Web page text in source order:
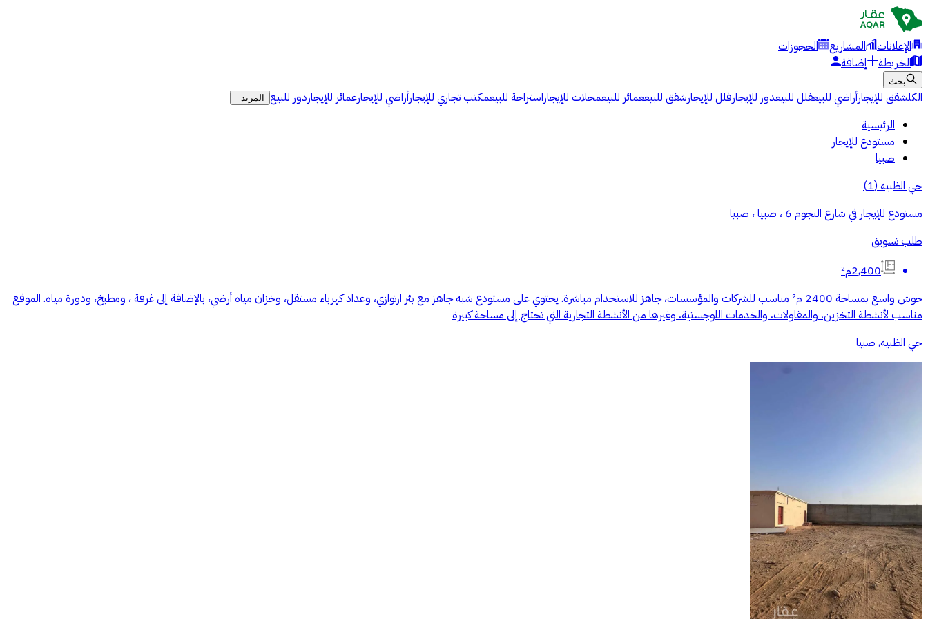
الإعلانات المشاريع
الحجوزات
الخريطة
إضافة
بحث
الكلشقق للإيجارأراضي للبيعفلل للبيعدور للإيجارفلل للإيجارشقق للبيععمائر للبيعمحلات للإيجاراستراحة للبيعمكتب تجاري للإيجارأراضي للإيجارعمائر للإيجاردور للبيع المزيد
الرئيسية
مستودع للإيجار
صبيا
حي الظبيه(
1
)
مستودع للإيجار في شارع النجوم 6 ، صبيا ، صبيا
طلب تسويق
2,400م²
حوش واسع بمساحة 2400 م² مناسب للشركات والمؤسسات، جاهز للاستخدام مباشرة. يحتوي على مستودع شبه جاهز مع بئر ارتوازي، وعداد كهرباء مستقل، وخزان مياه أرضي، بالإضافة إلى غرفة ، ومطبخ، ودورة مياه. الموقع
مناسب لأنشطة التخزين، والمقاولات، والخدمات اللوجستية، وغيرها من الأنشطة التجارية التي تحتاج إلى مساحة كبيرة
حي الظبيه, صبيا